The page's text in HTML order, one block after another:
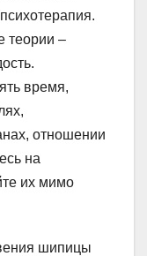
теории –
время,
отношении
на
их мимо
шипицы